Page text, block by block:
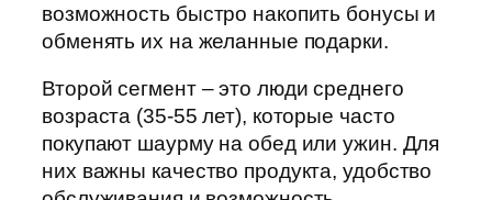
возможность быстро накопить бонусы и
обменять их на желанные подарки.
Второй сегмент – это люди среднего
возраста (35-55 лет), которые часто
покупают шаурму на обед или ужин. Для
них важны качество продукта, удобство